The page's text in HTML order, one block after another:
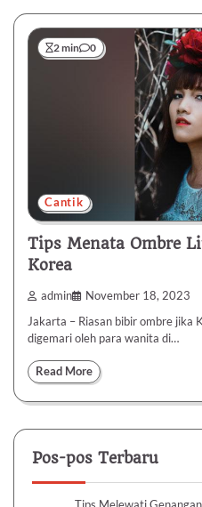
2 min 0
Cantik
Tips Menata Ombre
Korea
admin November 18, 2023
Jakarta – Riasan bibir ombre jika
digemari oleh para wanita di…
Read More
Pos-pos Terbaru
Tips Melewati